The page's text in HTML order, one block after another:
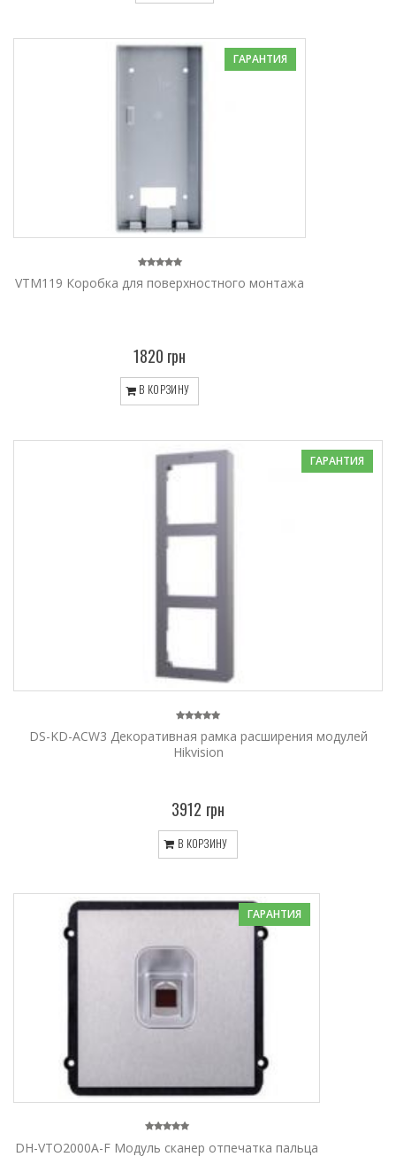
ГАРАНТИЯ
VTM119 Коробка для поверхностного монтажа
1820 грн
В КОРЗИНУ
ГАРАНТИЯ
DS-KD-ACW3 Декоративная рамка расширения модулей
Hikvision
3912 грн
В КОРЗИНУ
ГАРАНТИЯ
DH-VTO2000A-F Модуль сканер отпечатка пальца